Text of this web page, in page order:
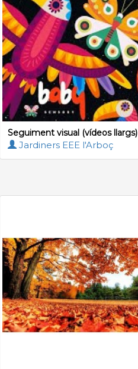
Seguiment visual (vídeos llargs)
Jardiners EEE l'Arboç